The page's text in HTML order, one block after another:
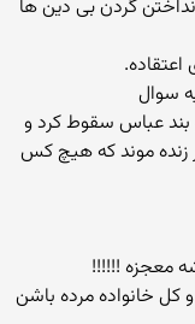
گردن بی دین ها
بند عباس سقوط کرد و
زنده موند که هیچ کس
معجزه !!!!!!
كل خانواده مرده باشن